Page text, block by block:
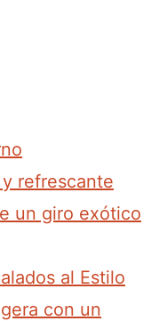
refrescante
un giro exótico
al Estilo
con un